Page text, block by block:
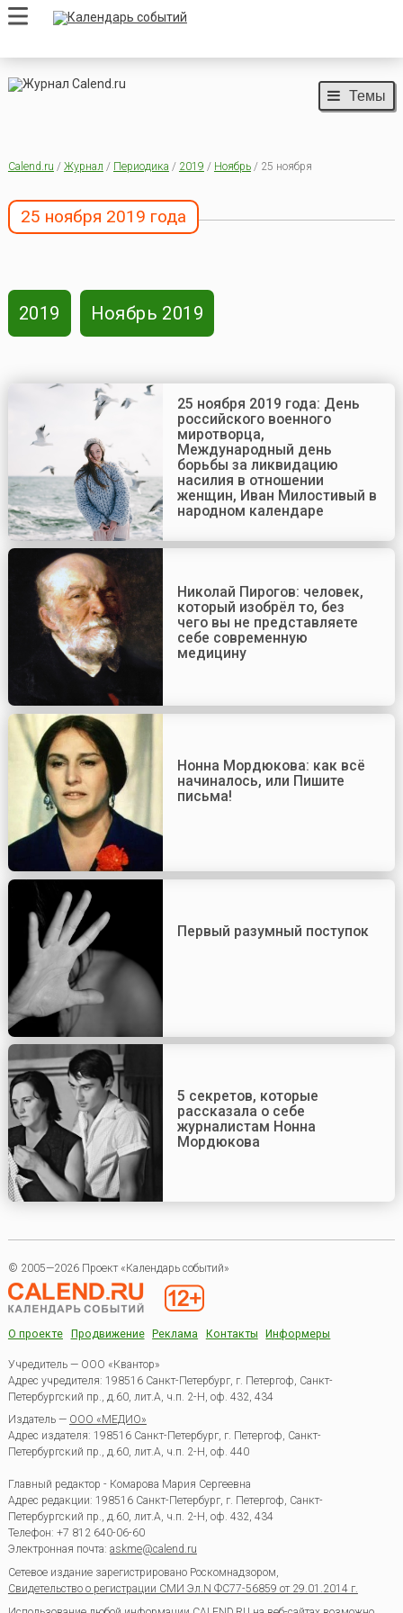
Темы
Calend.ru / Журнал / Периодика / 2019 / Ноябрь/ 25 ноября
25 ноября 2019 года
2019 Ноябрь 2019
25 ноября 2019 года: День
российского военного
миротворца,
Международный день
борьбы за ликвидацию
насилия в отношении
женщин, Иван Милостивый в
народном календаре
Николай Пирогов: человек,
который изобрёл то, без
чего вы не представляете
себе современную
медицину
Нонна Мордюкова: как всё
начиналось, или Пишите
письма!
Первый разумный поступок
5 секретов, которые
рассказала о себе
журналистам Нонна
Мордюкова
© 2005—2026 Проект «Календарь событий»
О проекте Продвижение Реклама Контакты Информеры
Учредитель — ООО «Квантор»
Адрес учредителя: 198516 Санкт-Петербург, г. Петергоф, Санкт-
Петербургский пр., д.60, лит.А, ч.п. 2-Н, оф. 432, 434
Издатель — ООО «МЕДИО»
Адрес издателя: 198516 Санкт-Петербург, г. Петергоф, Санкт-
Петербургский пр., д.60, лит.А, ч.п. 2-Н, оф. 440
Главный редактор - Комарова Мария Сергеевна
Адрес редакции: 198516 Санкт-Петербург, г. Петергоф, Санкт-
Петербургский пр., д.60, лит.А, ч.п. 2-Н, оф. 432, 434
Телефон: +7 812 640-06-60
Электронная почта: askme@calend.ru
Сетевое издание зарегистрировано Роскомнадзором,
Свидетельство о регистрации СМИ Эл.N ФС77-56859 от 29.01.2014 г.